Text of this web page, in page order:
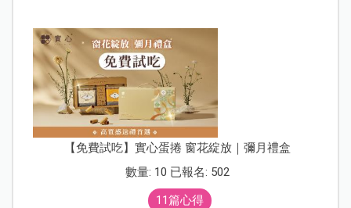
【免費試吃】實心蛋捲 窗花綻放｜彌月禮盒
數量: 10 已報名: 502
11篇心得